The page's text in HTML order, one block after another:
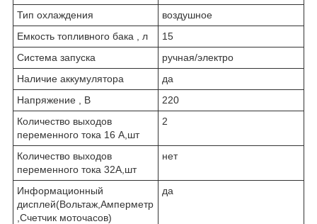
Тип охлаждения
воздушное
Емкость топливного бака , л
15
Система запуска
ручная/электро
Наличие аккумулятора
да
Напряжение , В
220
Количество выходов
переменного тока 16 А,шт
2
Количество выходов
переменного тока 32А,шт
нет
Информационный
дисплей(Вольтаж,Амперметр
,Счетчик моточасов)
да